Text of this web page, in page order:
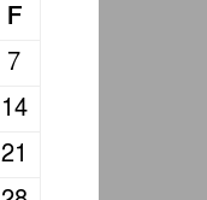
F
7
14
21